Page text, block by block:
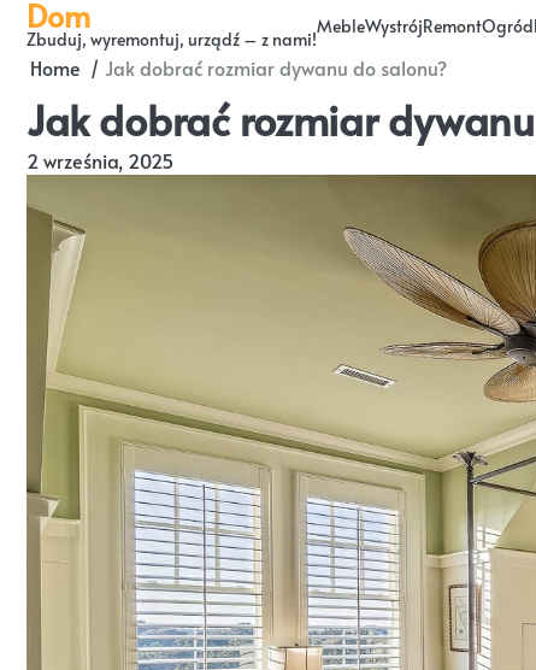
Skip
content
Dom
Zbuduj, wyremontuj, urządź – z nami!
MebleWystrójRemontOgród
Home Jak dobrać rozmiar dywanu do salonu?
Jak dobrać rozmiar
2 września, 2025